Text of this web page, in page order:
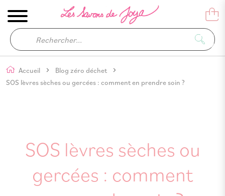
Accueil
Blog zéro déchet
SOS lèvres sèches ou gercées : comment en prendre soin ?
SOS lèvres sèches ou
gercées : comment